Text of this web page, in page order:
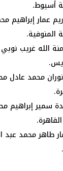
عمار
الله غريب
نوران محمد
سمير إبراهيم
طاهر محمد